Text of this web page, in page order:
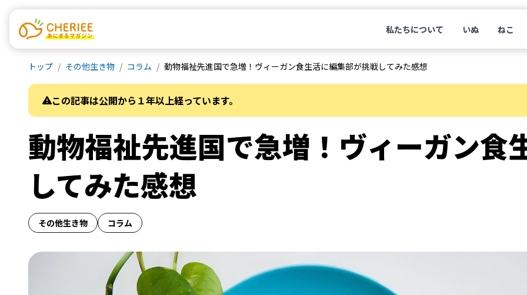
私たちについて いぬ ねこ
トップ その他生き物 コラム 動物福祉先進国で急増！ヴィーガン食生活に編集部が挑戦してみた感想
この記事は公開から１年以上経っています。
動物福祉先進国で急増！ヴィーガン食
してみた感想
その他生き物 コラム